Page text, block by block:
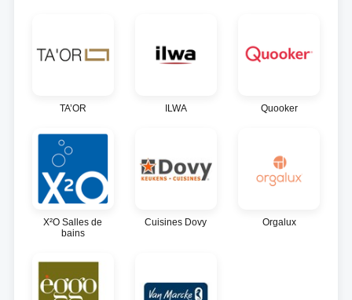
TA’OR ILWA Quooker
X²O Salles de
bains
Cuisines Dovy Orgalux